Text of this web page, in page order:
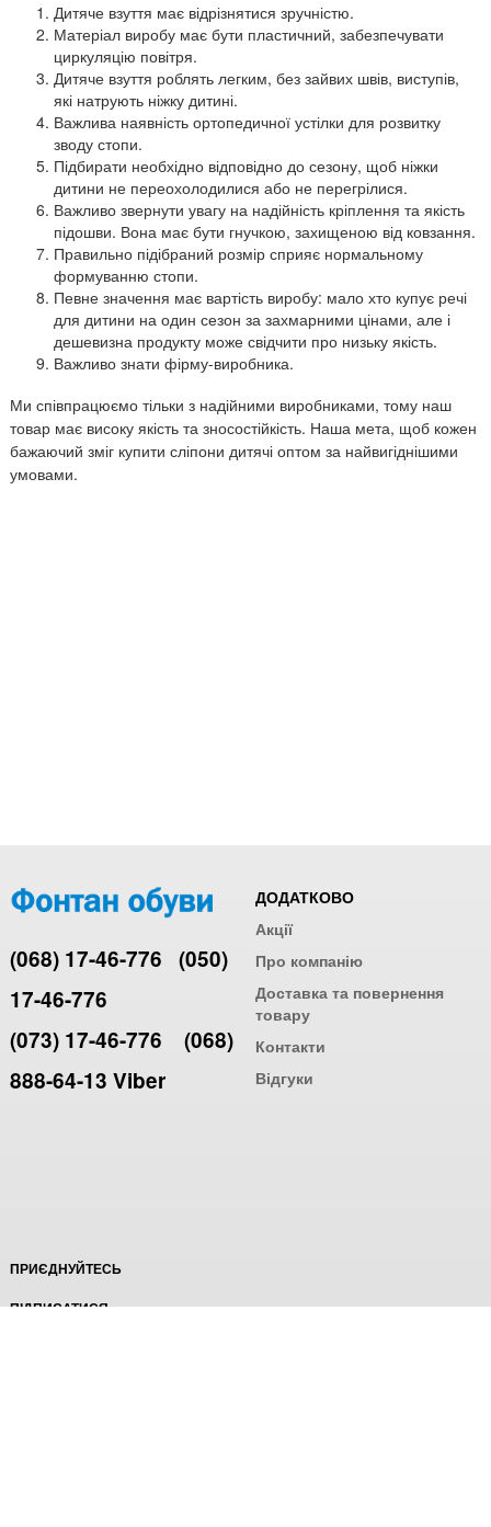
Дитяче взуття має відрізнятися зручністю.
Матеріал виробу має бути пластичний, забезпечувати
циркуляцію повітря.
Дитяче взуття роблять легким, без зайвих швів, виступів,
які натрують ніжку дитині.
Важлива наявність ортопедичної устілки для розвитку
зводу стопи.
Підбирати необхідно відповідно до сезону, щоб ніжки
дитини не переохолодилися або не перегрілися.
Важливо звернути увагу на надійність кріплення та якість
підошви. Вона має бути гнучкою, захищеною від ковзання.
Правильно підібраний розмір сприяє нормальному
формуванню стопи.
Певне значення має вартість виробу: мало хто купує речі
для дитини на один сезон за захмарними цінами, але і
дешевизна продукту може свідчити про низьку якість.
Важливо знати фірму-виробника.
Ми співпрацюємо тільки з надійними виробниками, тому наш
товар має високу якість та зносостійкість. Наша мета, щоб кожен
бажаючий зміг купити сліпони дитячі оптом за найвигіднішими
умовами.
(068) 17-46-776 (050)
17-46-776
(073) 17-46-776
(068)
888-64-13 Viber
ДОДАТКОВО
Акції
Про компанію
Доставка та повернення
товару
Контакти
Відгуки
ПРИЄДНУЙТЕСЬ
ПІДПИСАТИСЯ